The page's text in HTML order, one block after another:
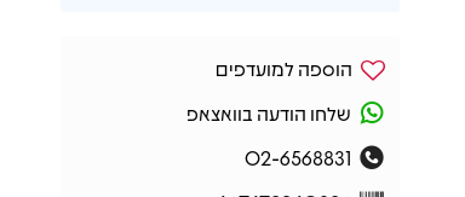
הוספה למועדפים
שלחו הודעה בוואצאפ
02-6568831